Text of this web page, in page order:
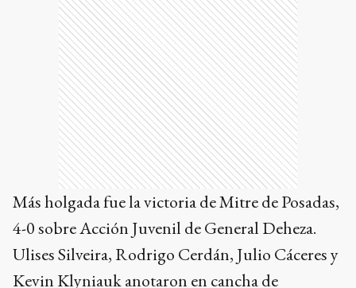
Más holgada fue la victoria de Mitre de Posadas,
4-0 sobre Acción Juvenil de General Deheza.
Ulises Silveira, Rodrigo Cerdán, Julio Cáceres y
Kevin Klyniauk anotaron en cancha de